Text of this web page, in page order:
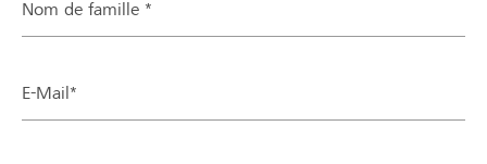
Nom de famille *
E-Mail*